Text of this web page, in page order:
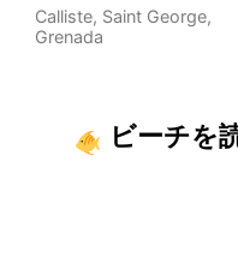
Calliste, Saint George,
Grenada
ビーチを